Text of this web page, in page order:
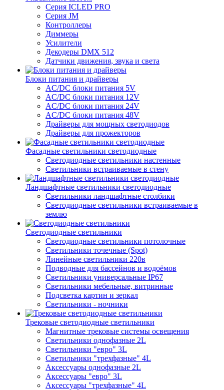
Серия ICLED PRO
Серия JM
Контроллеры
Диммеры
Усилители
Декодеры DMX 512
Датчики движения, звука и света
Блоки питания и драйверы
AC/DC блоки питания 5V
AC/DC блоки питания 12V
AC/DC блоки питания 24V
AC/DC блоки питания 48V
Драйверы для мощных светодиодов
Драйверы для прожекторов
Фасадные светильники светодиодные
Светодиодные светильники настенные
Светильники встраиваемые в стену
Ландшафтные светильники светодиодные
Светильники ландшафтные столбики
Светодиодные светильники встраиваемые в
землю
Светодиодные светильники
Светодиодные светильники потолочные
Светильники точечные (Spot)
Линейные светильники 220в
Подводные для бассейнов и водоёмов
Светильники универсальные IP67
Светильники мебельные, витринные
Подсветка картин и зеркал
Светильники - ночники
Трековые светодиодные светильники
Магнитные трековые системы освещения
Светильники однофазные 2L
Светильники "евро" 3L
Светильники "трехфазные" 4L
Аксессуары однофазные 2L
Аксессуары "евро" 3L
Аксессуары "трехфазные" 4L